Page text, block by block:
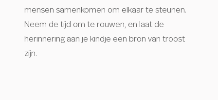
mensen samenkomen om elkaar te steunen.
Neem de tijd om te rouwen, en laat de
herinnering aan je kindje een bron van troost
zijn.